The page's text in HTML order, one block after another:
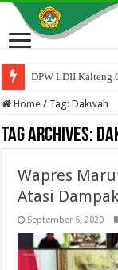
DPW LDII Kalteng
Home / Tag:Dakwah
Tag Archives:
Wapres
Atasi
September 5, 2020